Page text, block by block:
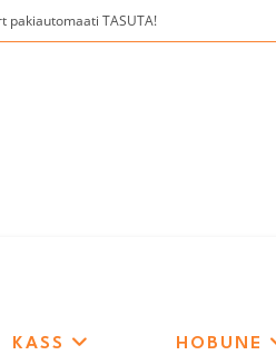
pakiautomaati TASUTA!
KASS HOBUNE